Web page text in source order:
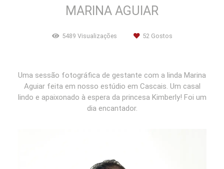
MARINA AGUIAR
5489 Visualizações 52Gostos
Uma sessão fotográfica de gestante com a linda Marina
Aguiar feita em nosso estúdio em Cascais. Um casal
lindo e apaixonado à espera da princesa Kimberly! Foi um
dia encantador.